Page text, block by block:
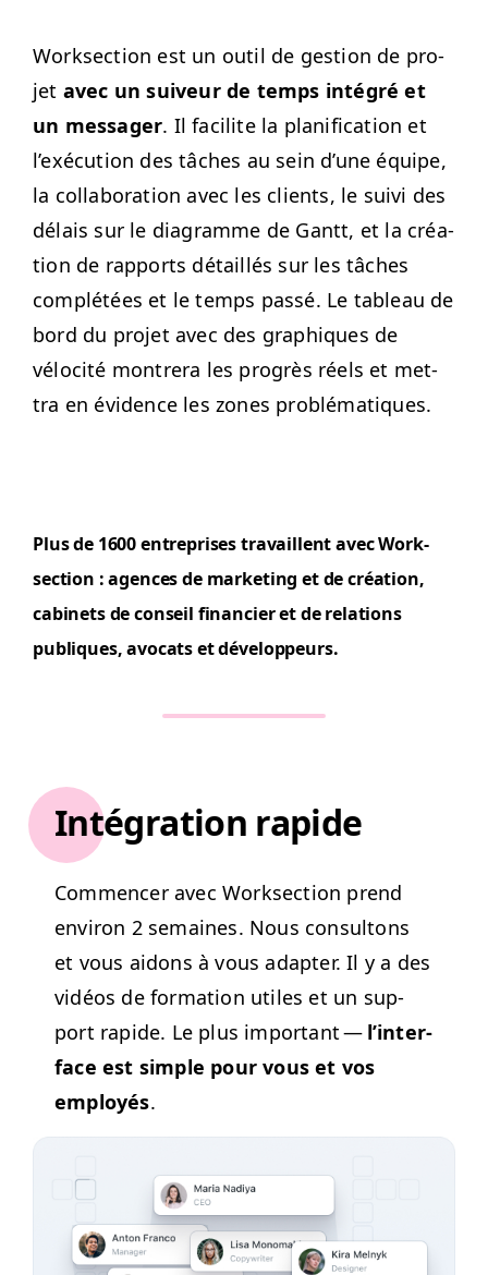
Work­sec­tion est un out­il de ges­tion de pro­
jet avec un suiveur de temps inté­gré et
un mes­sager. Il facilite la plan­i­fi­ca­tion et
l’exé­cu­tion des tâch­es au sein d’une équipe,
la col­lab­o­ra­tion avec les clients, le suivi des
délais sur le dia­gramme de Gantt, et la créa­
tion de rap­ports détail­lés sur les tâch­es
com­plétées et le temps passé. Le tableau de
bord du pro­jet avec des graphiques de
véloc­ité mon­tr­era les pro­grès réels et met­
tra en évi­dence les zones problématiques.
Plus de 1600 entre­pris­es tra­vail­lent avec Work­
sec­tion : agences de mar­ket­ing et de créa­tion,
cab­i­nets de con­seil financier et de rela­tions
publiques, avo­cats et développeurs.
Intégration rapide
Com­mencer avec Work­sec­tion prend
env­i­ron 2 semaines. Nous con­sul­tons
et vous aidons à vous adapter. Il y a des
vidéos de for­ma­tion utiles et un sup­
port rapi­de. Le plus impor­tant — l’in­ter­
face est sim­ple pour vous et vos
employés.